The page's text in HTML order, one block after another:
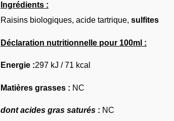
Ingrédients :
Raisins biologiques, acide tartrique, sulfites
Déclaration nutritionnelle pour 100ml :
Energie :297 kJ / 71 kcal
Matières grasses : NC
dont acides gras saturés : NC